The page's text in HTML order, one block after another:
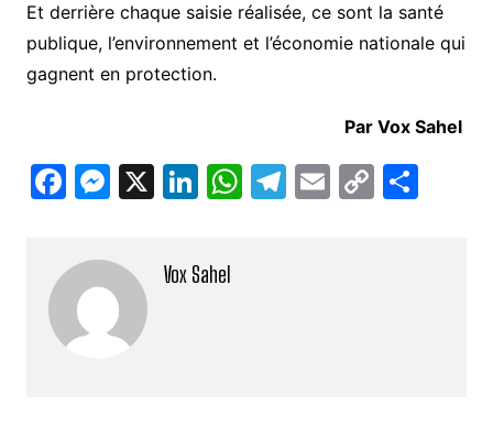
Et derrière chaque saisie réalisée, ce sont la santé
publique, l’environnement et l’économie nationale qui
gagnent en protection.
Par Vox Sahel
F
c
e
b
o
M
s
s
e
n
X Li
e
W T E C P
Vox Sahel